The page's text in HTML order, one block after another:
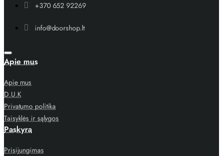
+370 652 92269
info@doorshop.lt
Apie mus
Apie mus
D.U.K
Privatumo politika
Taisyklės ir sąlygos
Paskyra
Prisijungimas